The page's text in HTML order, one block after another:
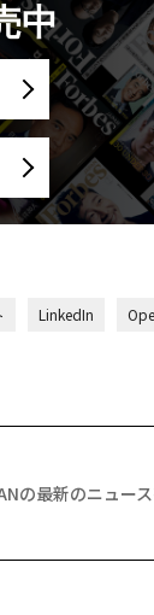
中
LinkedIn
の最新のニュー